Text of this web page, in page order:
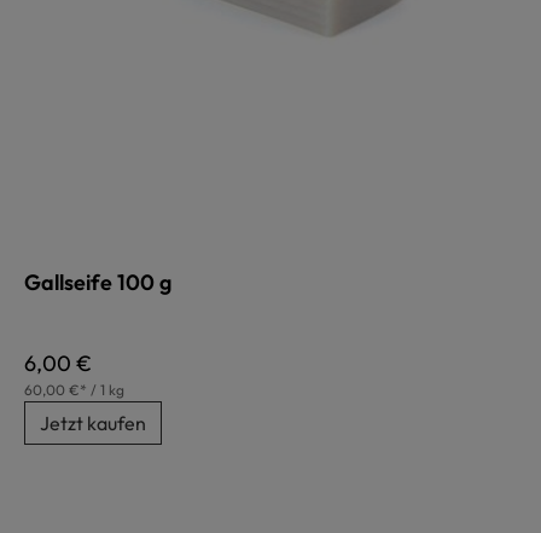
Gallseife 100 g
Regulärer Preis:
6,00 €
60,00 €* / 1 kg
Jetzt kaufen